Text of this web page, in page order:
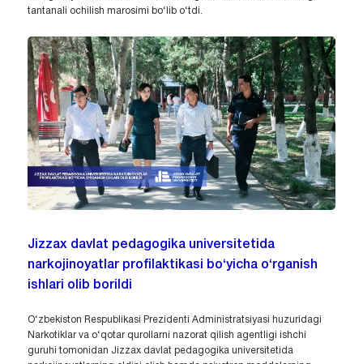
tantanali ochilish marosimi bo‘lib o‘tdi.
Jizzax davlat pedagogika universitetida
narkojinoyatlar profilaktikasi bo‘yicha o‘rganish
ishlari olib borildi
O‘zbekiston Respublikasi Prezidenti Administratsiyasi huzuridagi
Narkotiklar va o‘qotar qurollarni nazorat qilish agentligi ishchi
guruhi tomonidan Jizzax davlat pedagogika universitetida